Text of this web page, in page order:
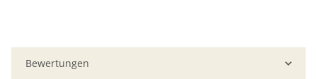
Bewertungen